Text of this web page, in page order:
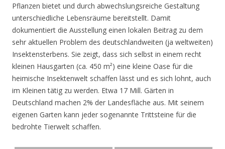
Pflanzen bietet und durch abwechslungsreiche Gestaltung
unterschiedliche Lebensräume bereitstellt. Damit
dokumentiert die Ausstellung einen lokalen Beitrag zu dem
sehr aktuellen Problem des deutschlandweiten (ja weltweiten)
Insektensterbens. Sie zeigt, dass sich selbst in einem recht
kleinen Hausgarten (ca. 450 m²) eine kleine Oase für die
heimische Insektenwelt schaffen lässt und es sich lohnt, auch
im Kleinen tätig zu werden. Etwa 17 Mill. Gärten in
Deutschland machen 2% der Landesfläche aus. Mit seinem
eigenen Garten kann jeder sogenannte Trittsteine für die
bedrohte Tierwelt schaffen.